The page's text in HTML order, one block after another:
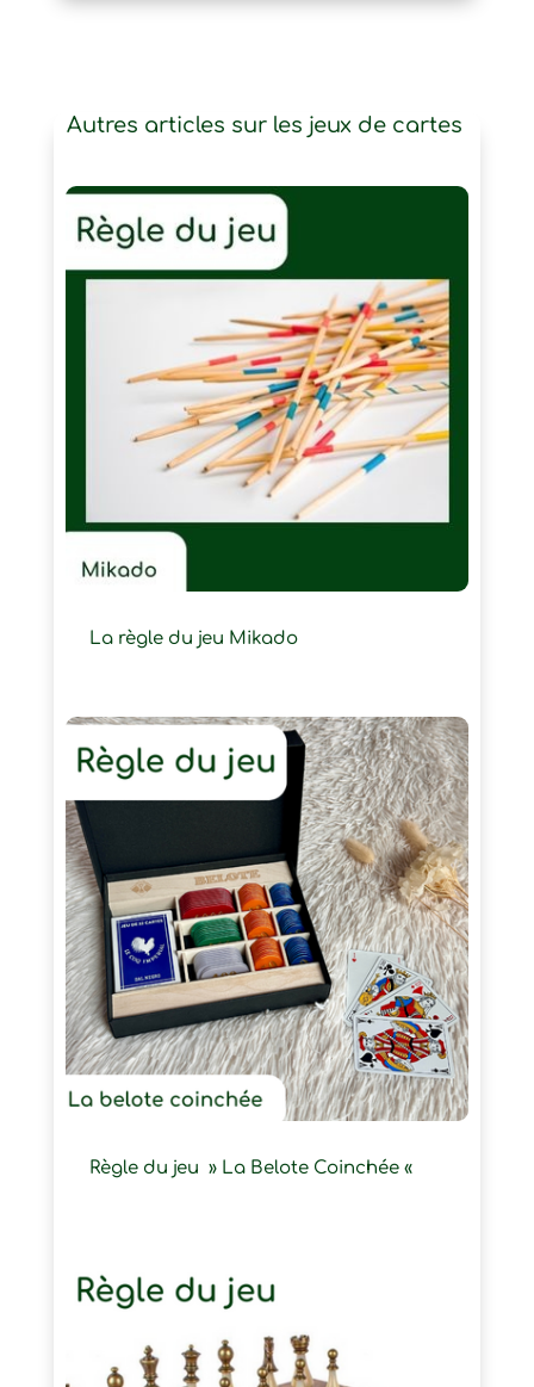
Autres articles sur les jeux de cartes
La règle du jeu Mikado
Règle du jeu » La Belote Coinchée «